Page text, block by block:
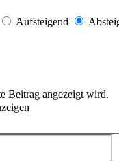
Aufsteigend
Beitrag angezeigt wird.